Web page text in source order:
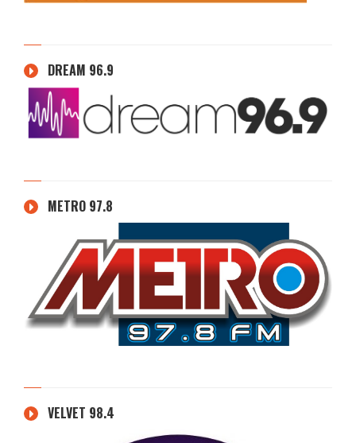
DREAM 96.9
METRO 97.8
VELVET 98.4